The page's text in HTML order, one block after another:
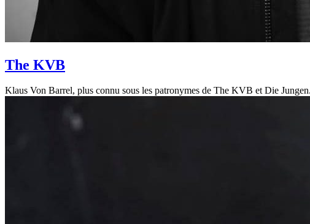
The KVB
Klaus Von Barrel, plus connu sous les patronymes de The KVB et Die